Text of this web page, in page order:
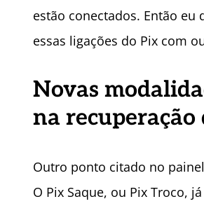
estão conectados. Então
essas ligações do Pix com
Novas
na recuperação
Outro ponto citado no
O Pix Saque, ou Pix Troco,